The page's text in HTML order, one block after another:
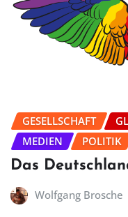
GESELLSCHAFT
MEDIEN
POLITIK
Das
Wolfgang Brosche